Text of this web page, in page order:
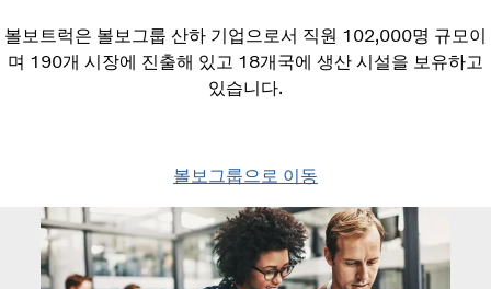
볼보트럭은 볼보그룹 산하 기업으로서 직원 102,000명 규모이
며 190개 시장에 진출해 있고 18개국에 생산 시설을 보유하고
있습니다.
볼보그룹으로 이동